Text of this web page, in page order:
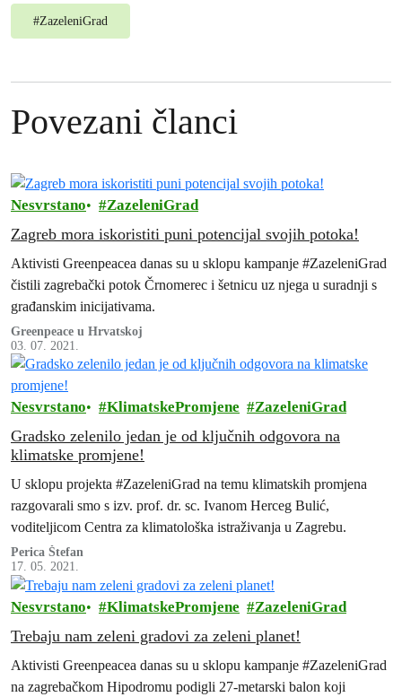
#ZazeleniGrad
Povezani članci
Nesvrstano ZazeleniGrad
Zagreb mora iskoristiti puni potencijal svojih potoka!
Aktivisti Greenpeacea danas su u sklopu kampanje #ZazeleniGrad
čistili zagrebački potok Črnomerec i šetnicu uz njega u suradnji s
građanskim inicijativama.
Greenpeace u Hrvatskoj
03. 07. 2021.
Nesvrstano KlimatskePromjene ZazeleniGrad
Gradsko zelenilo jedan je od ključnih odgovora na
klimatske promjene!
U sklopu projekta #ZazeleniGrad na temu klimatskih promjena
razgovarali smo s izv. prof. dr. sc. Ivanom Herceg Bulić,
voditeljicom Centra za klimatološka istraživanja u Zagrebu.
Perica Štefan
17. 05. 2021.
Nesvrstano KlimatskePromjene ZazeleniGrad
Trebaju nam zeleni gradovi za zeleni planet!
Aktivisti Greenpeacea danas su u sklopu kampanje #ZazeleniGrad
na zagrebačkom Hipodromu podigli 27-metarski balon koji